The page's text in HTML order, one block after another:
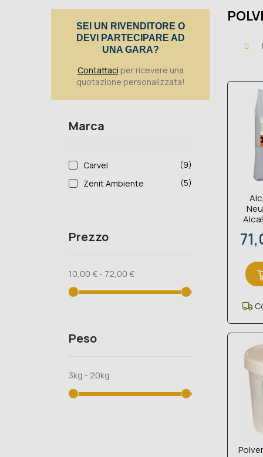
SEI UN RIVENDITORE O
DEVI PARTECIPARE AD
UNA GARA?
Contattaci per ricevere una
quotazione personalizzata!
Marca
Carvel
(9)
Zenit Ambiente
(5)
Prezzo
10,00 € - 72,00 €
Peso
3kg - 20kg